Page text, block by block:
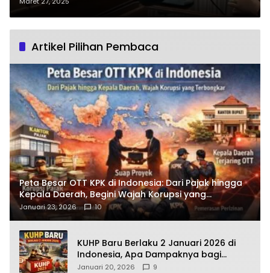
Artikel Pilihan Pembaca
Peta Besar OTT KPK di Indonesia: Dari Pajak hingga
Kepala Daerah, Begini Wajah Korupsi yang
Terbongkar
Januari 23, 2026 10
KUHP Baru Berlaku 2 Januari 2026 di
Indonesia, Apa Dampaknya bagi
Kehidupan Warga? Ini Aturan Kunci
Januari 20, 2026 9